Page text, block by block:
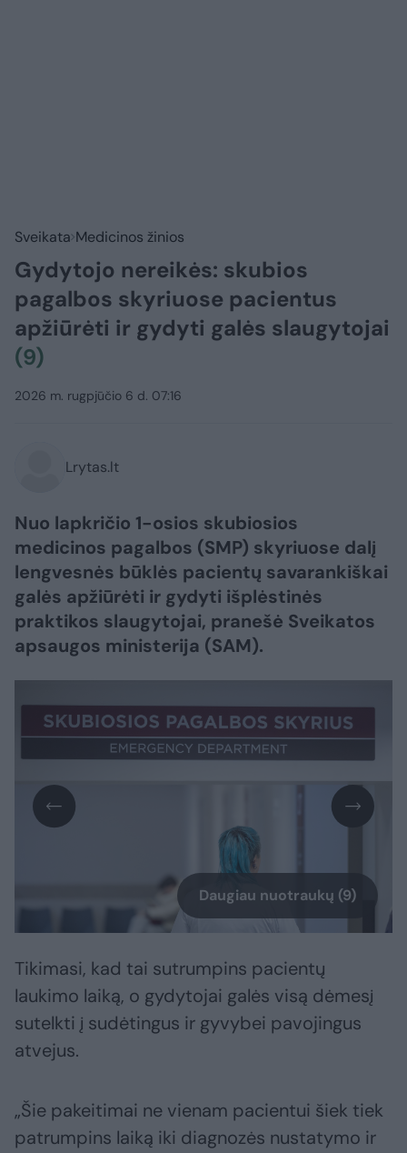
Sveikata Medicinos žinios
Gydytojo nereikės: skubios
pagalbos skyriuose pacientus
apžiūrėti ir gydyti galės slaugytojai
(9)
2026 m. rugpjūčio 6 d. 07:16
Lrytas.lt
Nuo lapkričio 1-osios skubiosios
medicinos pagalbos (SMP) skyriuose dalį
lengvesnės būklės pacientų savarankiškai
galės apžiūrėti ir gydyti išplėstinės
praktikos slaugytojai, pranešė Sveikatos
apsaugos ministerija (SAM).
Daugiau nuotraukų (9)
Tikimasi, kad tai sutrumpins pacientų
laukimo laiką, o gydytojai galės visą dėmesį
sutelkti į sudėtingus ir gyvybei pavojingus
atvejus.
„Šie pakeitimai ne vienam pacientui šiek tiek
patrumpins laiką iki diagnozės nustatymo ir